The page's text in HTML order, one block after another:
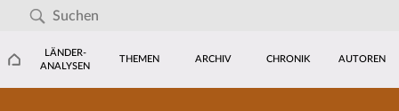
LÄNDER-
ANALYSEN
THEMEN ARCHIV CHRONIK AUTOREN